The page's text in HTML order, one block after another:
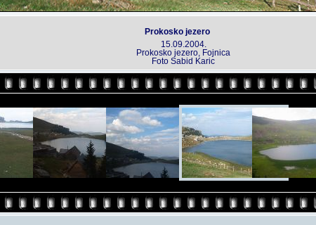
Prokosko jezero
15.09.2004.
Prokosko jezero, Fojnica
Foto Sabid Karic